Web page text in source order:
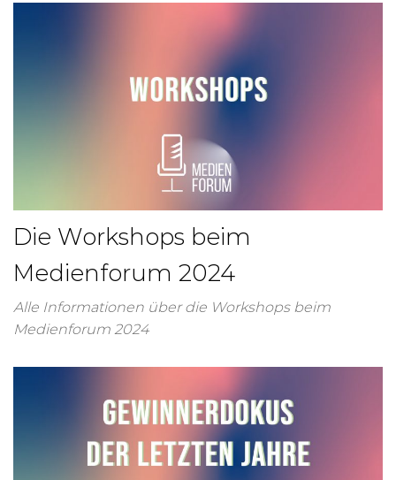
Die Workshops beim
Medienforum 2024
Alle Informationen über die Workshops beim
Medienforum 2024